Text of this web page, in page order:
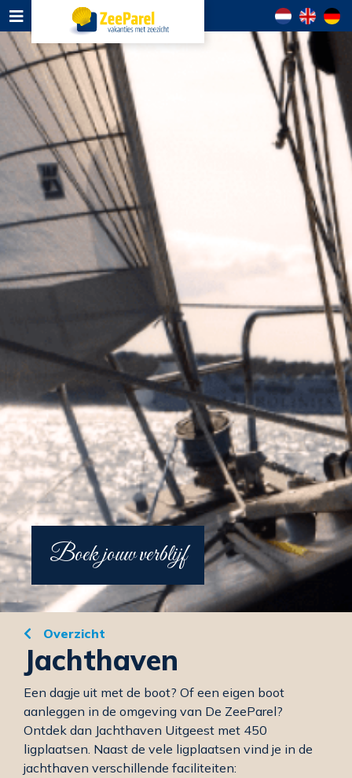
Boek jouw verblijf
Overzicht
Jachthaven
Een dagje uit met de boot? Of een eigen boot
aanleggen in de omgeving van De ZeeParel?
Ontdek dan Jachthaven Uitgeest met 450
ligplaatsen. Naast de vele ligplaatsen vind je in de
jachthaven verschillende faciliteiten: